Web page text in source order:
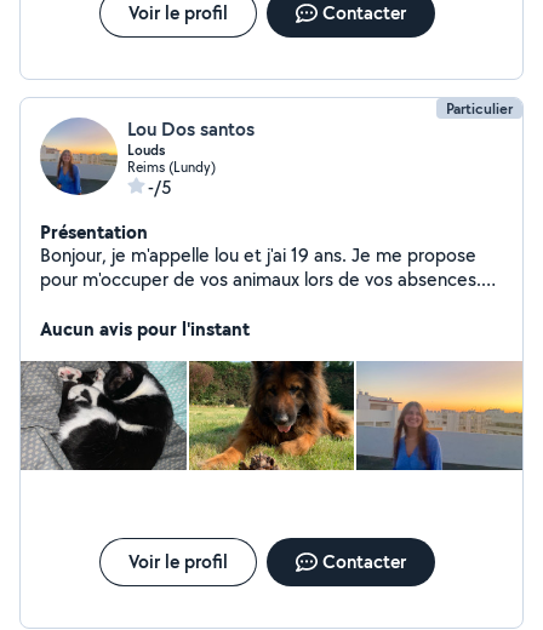
Voir le profil Contacter
Particulier
Lou Dos santos
Louds
Reims (Lundy)
-/5
Présentation
Bonjour, je m'appelle lou et j'ai 19 ans. Je me propose
pour m'occuper de vos animaux lors de vos absences.
gardes ponctuelles. J'ai mon permis et je dispose de
Aucun avis pour l'instant
Voir le profil Contacter